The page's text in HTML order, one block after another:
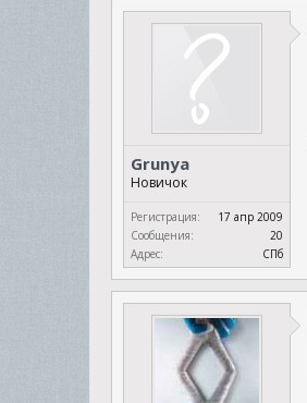
Grunya
Новичок
Регистрация:
17 апр 2009
Сообщения:
20
Адрес:
СПб